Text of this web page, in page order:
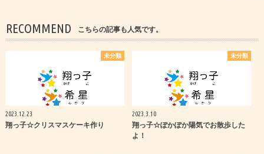
RECOMMEND こちらの記事も人気です。
未分類
2023.12.23
翔っ子☆クリスマスケーキ作り
未分類
2023.3.10
翔っ子☆ぽかぽか陽気でお散歩した
よ！